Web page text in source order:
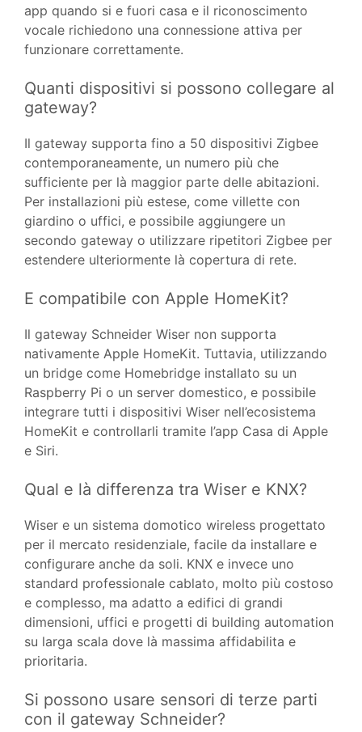
app quando si e fuori casa e il riconoscimento
vocale richiedono una connessione attiva per
funzionare correttamente.
Quanti dispositivi si possono collegare al
gateway?
Il gateway supporta fino a 50 dispositivi Zigbee
contemporaneamente, un numero più che
sufficiente per là maggior parte delle abitazioni.
Per installazioni più estese, come villette con
giardino o uffici, e possibile aggiungere un
secondo gateway o utilizzare ripetitori Zigbee per
estendere ulteriormente là copertura di rete.
E compatibile con Apple HomeKit?
Il gateway Schneider Wiser non supporta
nativamente Apple HomeKit. Tuttavia, utilizzando
un bridge come Homebridge installato su un
Raspberry Pi o un server domestico, e possibile
integrare tutti i dispositivi Wiser nell’ecosistema
HomeKit e controllarli tramite l’app Casa di Apple
e Siri.
Qual e là differenza tra Wiser e KNX?
Wiser e un sistema domotico wireless progettato
per il mercato residenziale, facile da installare e
configurare anche da soli. KNX e invece uno
standard professionale cablato, molto più costoso
e complesso, ma adatto a edifici di grandi
dimensioni, uffici e progetti di building automation
su larga scala dove là massima affidabilita e
prioritaria.
Si possono usare sensori di terze parti
con il gateway Schneider?